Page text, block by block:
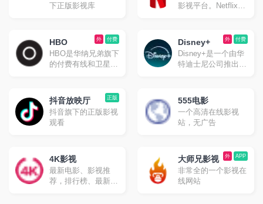
下正版影视库
影视平台。Netflix是
播的OTT服务公司。
付费
外
HBO
HBO是华纳兄弟旗下
的付费有线和卫星联
付费
外
Disney+
Disney+是一个由华
特迪士尼公司推出的
正版
抖音放映厅
抖音旗下的正版影视
观看
555电影
一个高清在线影视
站，无广告
4K影视
最新电影、影视推
荐，排行榜、最新美
APP
外
大师兄影视
非常全的一个影视在
线网站